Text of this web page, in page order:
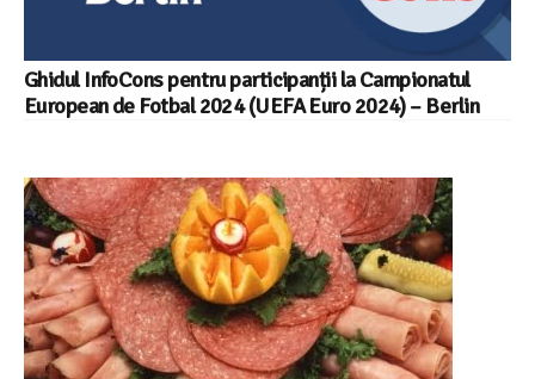
Ghidul InfoCons pentru participanții la Campionatul
European de Fotbal 2024 (UEFA Euro 2024) – Berlin